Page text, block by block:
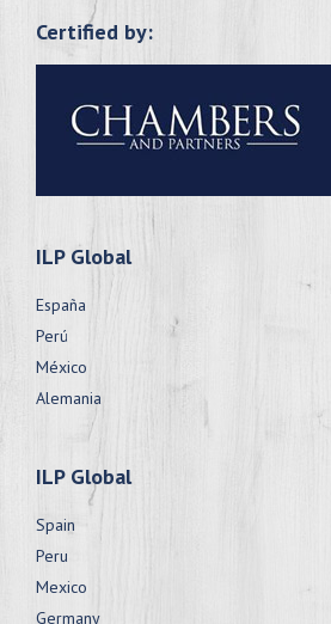
Certified by:
ILP Global
España
Perú
México
Alemania
ILP Global
Spain
Peru
Mexico
Germany